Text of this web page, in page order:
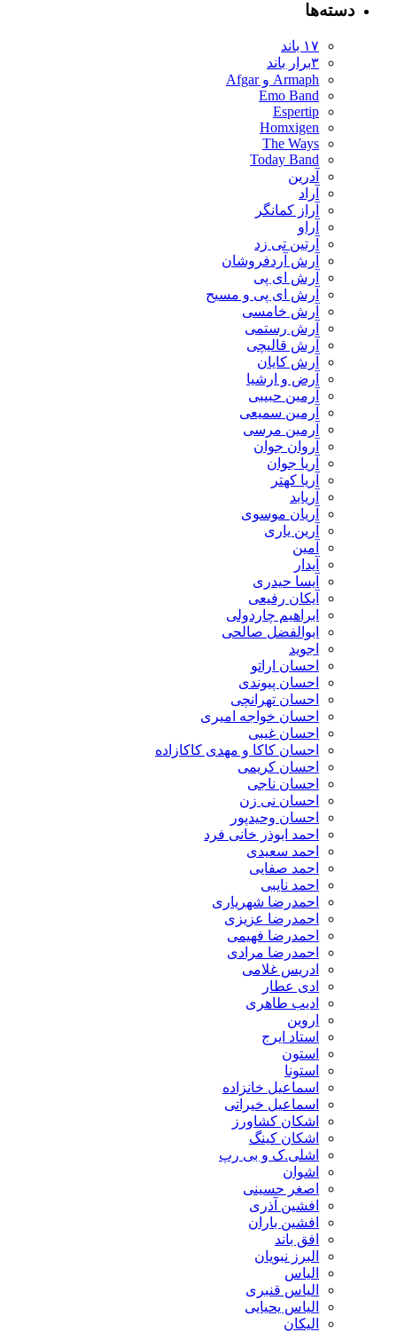
دسته‌ها
۱۷ باند
۳برار باند
Armaph و Afgar
Emo Band
Espertip
Homxigen
The Ways
Today Band
آدرین
آراد
آراز کمانگر
آراو
آرتین تی زد
آرش آردفروشان
آرش ای پی
آرش ای پی و مسیح
آرش خامسی
آرش رستمی
آرش قالیچی
آرش کایان
​آرض و ارشیا
آرمین حبیبی
آرمین سمیعی
آرمین مرسی
آروان جوان
آریا جوان
آریا کهتر
آریابد
آریان موسوی
آرین یاری
آمین
آیدار
آیسا حیدری
آیکان رفیعی
ابراهیم چاردولی
ابوالفضل صالحی
اجوید
احسان اراتو
احسان پیوندی
احسان تهرانچی
احسان خواجه امیری
احسان غیبی
احسان کاکا و مهدی کاکازاده
احسان کریمی
احسان ناجی
احسان نی زن
احسان وحیدپور
احمد ابوذر خانی فرد
احمد سعیدی
احمد صفایی
احمد نایبی
احمدرضا شهریاری
احمدرضا عزیزی
احمدرضا فهیمی
احمدرضا مرادی
ادریس غلامی
ادی عطار
ادیب طاهری
اروین
استاد ایرج
استون
استونا
اسماعیل خانزاده
اسماعیل خیراتی
اشکان کشاورز
اشکان کینگ
اشلی.ک و بی رپ
اشوان
اصغر حسینی
افشین آذری
افشین باران
افق باند
البرز نبویان
الیاس
الیاس قنبرى
الیاس یحیایی
الیکان